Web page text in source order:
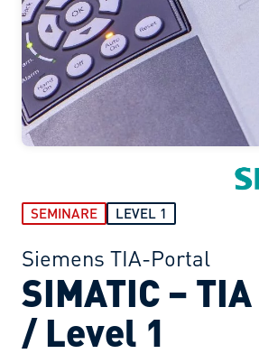
SEMINARE LEVEL 1
Siemens TIA-Portal
SIMATIC –
/ Level 1